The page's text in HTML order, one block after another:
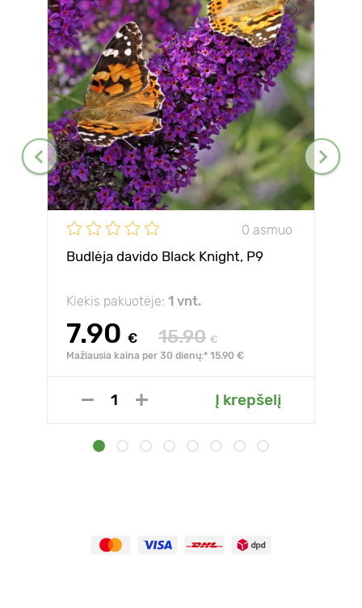
0 asmuo
Budlėja davido Black Knight, P9
Kiekis pakuotėje: 1 vnt.
7.90 € 15.90 €
Mažiausia kaina per 30 dienų:* 15.90 €
Į krepšelį